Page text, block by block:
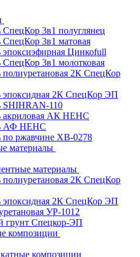
СпецКор 3в1 полуглянец
СпецКор 3в1 матовая
эпоксиэфирная Цинкоfull
СпецКор 3в1 молотковая
полиуретановая 2К СпецКор
эпоксидная 2К СпецКор ЭП
SHIHRAN-110
акриловая АК НЕНС
АФ НЕНС
по ржавчине ХВ-0278
материалы
материалы
полиуретановая 2К СпецКор
эпоксидная 2К СпецКор ЭП
УР-1012
грунт Спецкор-ЭП
композиции
композиции